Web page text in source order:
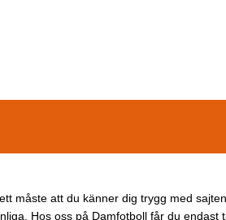
måste att du känner dig trygg med
Hos oss på Damfotboll får du